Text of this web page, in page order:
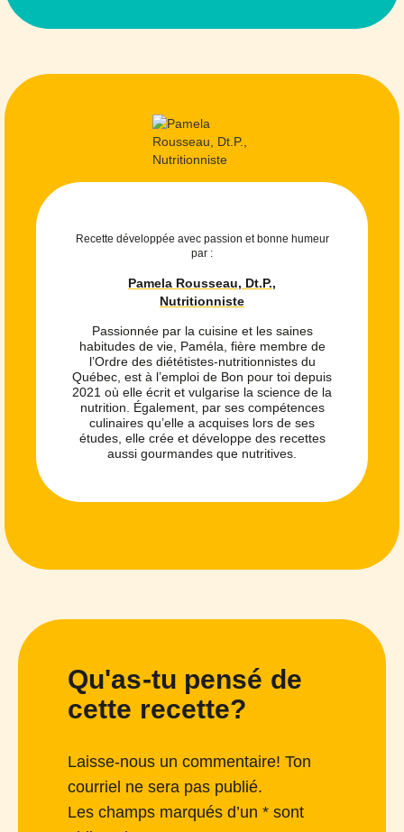
Recette développée avec passion et bonne humeur
par :
Pamela Rousseau, Dt.P.,
Nutritionniste
Passionnée par la cuisine et les saines
habitudes de vie, Paméla, fière membre de
l’Ordre des diététistes-nutritionnistes du
Québec, est à l’emploi de Bon pour toi depuis
2021 où elle écrit et vulgarise la science de la
nutrition. Également, par ses compétences
culinaires qu’elle a acquises lors de ses
études, elle crée et développe des recettes
aussi gourmandes que nutritives.
Qu'as-tu pensé de
cette recette?
Laisse-nous un commentaire! Ton
courriel ne sera pas publié.
Les champs marqués d’un * sont